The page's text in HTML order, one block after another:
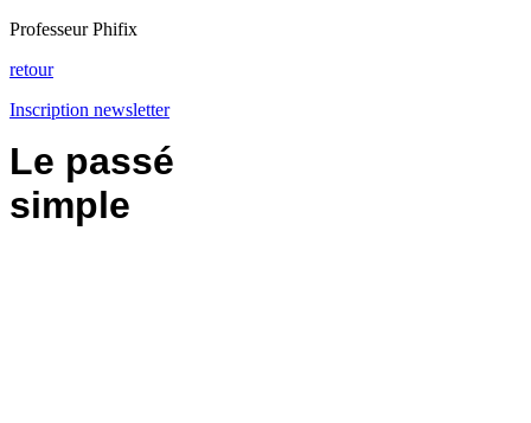
Professeur Phifix
retour
Inscription newsletter
Le passé
simple